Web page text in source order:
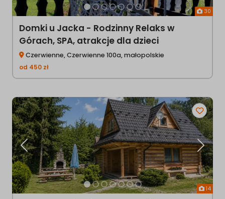
30
Domki u Jacka - Rodzinny Relaks w
Górach, SPA, atrakcje dla dzieci
Czerwienne, Czerwienne 100a, małopolskie
od 450 zł
14
Poprzednia